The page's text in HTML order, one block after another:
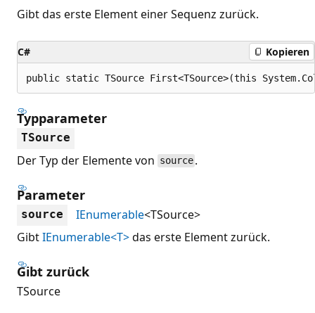
Gibt das erste Element einer Sequenz zurück.
C# Kopieren
public static TSource First<TSource>(this
Typparameter
TSource
Der Typ der Elemente von source .
Parameter
source IEnumerable<TSource>
GibtIEnumerable<T>das erste Element zurück.
Gibt zurück
TSource